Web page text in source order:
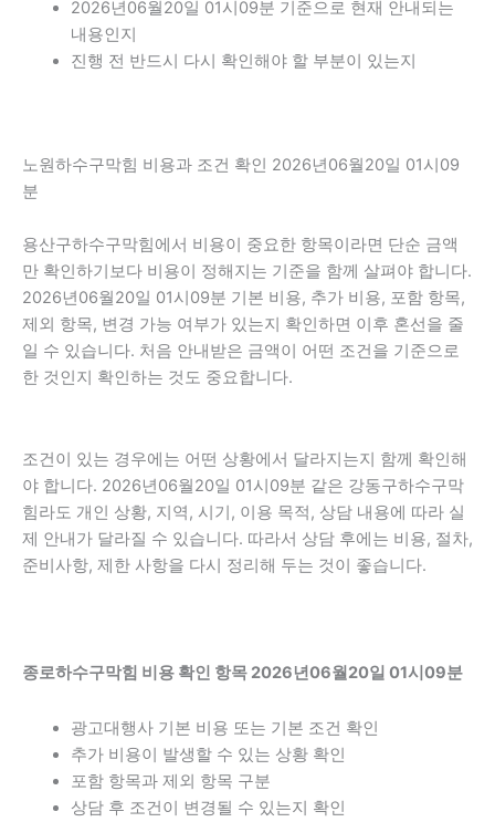
2026년06월20일 01시09분 기준으로 현재 안내되는
내용인지
진행 전 반드시 다시 확인해야 할 부분이 있는지
노원하수구막힘 비용과 조건 확인 2026년06월20일 01시09
분
용산구하수구막힘에서 비용이 중요한 항목이라면 단순 금액
만 확인하기보다 비용이 정해지는 기준을 함께 살펴야 합니다.
2026년06월20일 01시09분 기본 비용, 추가 비용, 포함 항목,
제외 항목, 변경 가능 여부가 있는지 확인하면 이후 혼선을 줄
일 수 있습니다. 처음 안내받은 금액이 어떤 조건을 기준으로
한 것인지 확인하는 것도 중요합니다.
조건이 있는 경우에는 어떤 상황에서 달라지는지 함께 확인해
야 합니다. 2026년06월20일 01시09분 같은 강동구하수구막
힘라도 개인 상황, 지역, 시기, 이용 목적, 상담 내용에 따라 실
제 안내가 달라질 수 있습니다. 따라서 상담 후에는 비용, 절차,
준비사항, 제한 사항을 다시 정리해 두는 것이 좋습니다.
종로하수구막힘 비용 확인 항목 2026년06월20일 01시09분
광고대행사 기본 비용 또는 기본 조건 확인
추가 비용이 발생할 수 있는 상황 확인
포함 항목과 제외 항목 구분
상담 후 조건이 변경될 수 있는지 확인